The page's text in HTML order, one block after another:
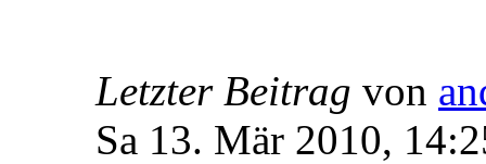
Letzter Beitrag von
Sa 13. Mär 2010,